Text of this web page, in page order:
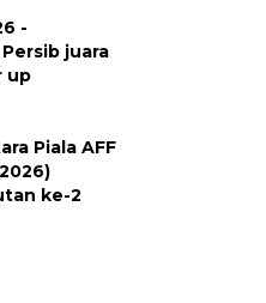
-
juara
up
Piala AFF
ke-2